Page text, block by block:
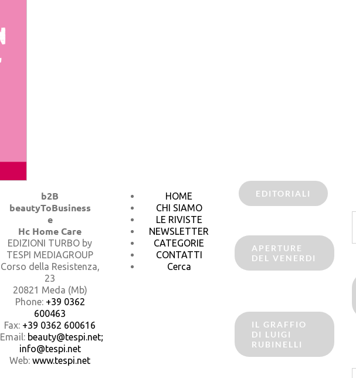
b2B
beautyToBusiness
e
Hc Home Care
EDIZIONI TURBO by
TESPI MEDIAGROUP
Corso della Resistenza,
23
20821 Meda (Mb)
Phone: +39 0362
600463
Fax: +39 0362 600616
Email: beauty@tespi.net;
info@tespi.net
Web: www.tespi.net
HOME
CHI SIAMO
LE RIVISTE
NEWSLETTER
CATEGORIE
CONTATTI
Cerca
EDITORIALI
APERTURE
DEL VENERDI
IL GRAFFIO
DI LUIGI
RUBINELLI